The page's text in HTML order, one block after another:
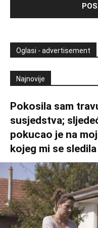
Oglasi - advertisement
Najnovije
Pokosila sam
susjedstva;
pokucao je na
kojeg mi se